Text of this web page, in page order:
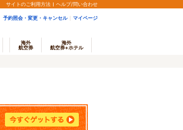
サイトのご利用方法 ヘルプ/問い合わせ
予約照会・変更・キャンセル マイページ
海外
航空券
海外
航空券+ホテル